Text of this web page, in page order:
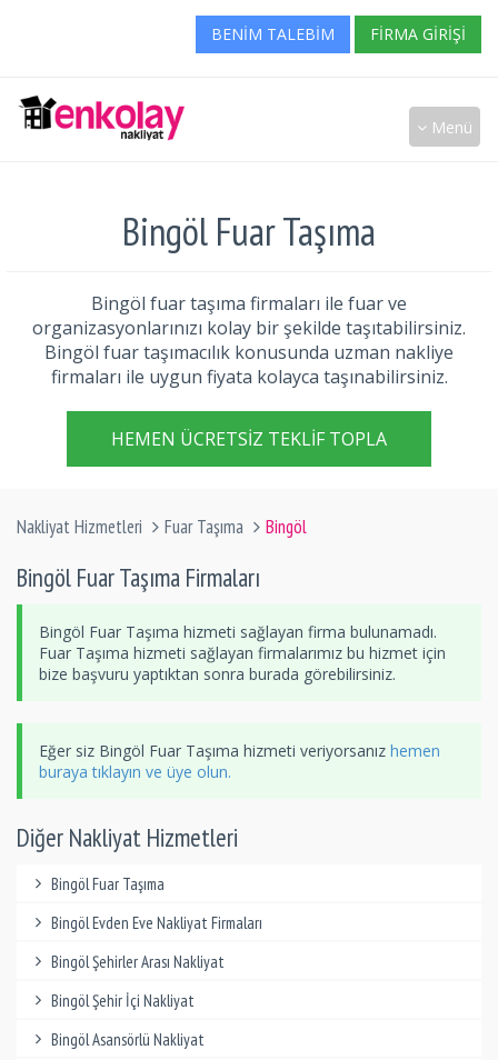
BENIM TALEBIM FIRMA GIRIŞI
Menü
Bingöl Fuar Taşıma
Bingöl fuar taşıma firmaları ile fuar ve
organizasyonlarınızı kolay bir şekilde taşıtabilirsiniz.
Bingöl fuar taşımacılık konusunda uzman nakliye
firmaları ile uygun fiyata kolayca taşınabilirsiniz.
HEMEN ÜCRETSIZ TEKLIF TOPLA
Nakliyat Hizmetleri Fuar Taşıma Bingöl
Bingöl Fuar Taşıma Firmaları
Bingöl Fuar Taşıma hizmeti sağlayan firma bulunamadı.
Fuar Taşıma hizmeti sağlayan firmalarımız bu hizmet için
bize başvuru yaptıktan sonra burada görebilirsiniz.
Eğer siz Bingöl Fuar Taşıma hizmeti veriyorsanız hemen
buraya tıklayın ve üye olun.
Diğer Nakliyat Hizmetleri
Bingöl Fuar Taşıma
Bingöl Evden Eve Nakliyat Firmaları
Bingöl Şehirler Arası Nakliyat
Bingöl Şehir İçi Nakliyat
Bingöl Asansörlü Nakliyat